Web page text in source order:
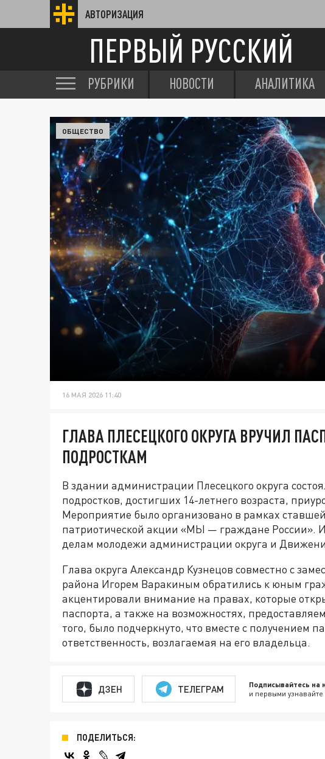
АВТОРИЗАЦИЯ
ПЕРВЫЙ РУССКИЙ
РУБРИКИ НОВОСТИ АНАЛИТИКА
ОБЩЕСТВО
16 МАЯ 2026 11:40
ГЛАВА ПЛЕСЕЦКОГО ОКРУГА ВРУЧИЛ
ПОДРОСТКАМ
В здании администрации Плесецкого округа
подростков, достигших 14-летнего возраста,
Мероприятие было организовано в рамках
патриотической акции «МЫ — граждане России».
делам молодежи администрации округа и
Глава округа Александр Кузнецов совместно с
района Игорем Варакиным обратились к юным
акцентировали внимание на правах, которые
паспорта, а также на возможностях,
того, было подчеркнуто, что вместе с получением
ответственность, возлагаемая на его владельца.
ДЗЕН ТЕЛЕГРАМ Подписывайтесь на
и первыми
ПОДЕЛИТЬСЯ: